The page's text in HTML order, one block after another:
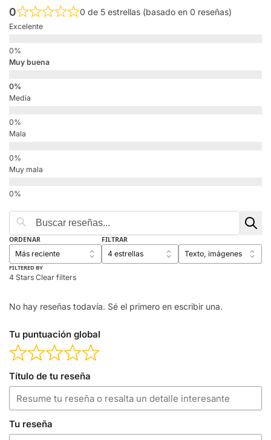
0 0 de 5 estrellas (basado en 0 reseñas)
Excelente
Muy buena
Media
Mala
Muy mala
ORDENAR FILTRAR
FILTERED BY
4 Stars Clear filters
No hay reseñas todavía. Sé el primero en escribir una.
Tu puntuación global
Título de tu reseña
Tu reseña